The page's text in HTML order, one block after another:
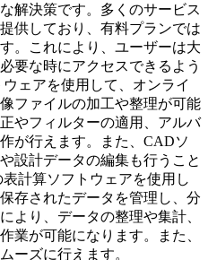
解決策です。多くのサービス
供しており、有料プランでは
。これにより、ユーザーは大
要な時にアクセスできるよう
ェアを使用して、オンライ
ファイルの加工や整理が可能
やフィルターの適用、アルバ
が行えます。また、CADソ
設計データの編集も行うこと
計算ソフトウェアを使用し
存されたデータを管理し、分
より、データの整理や集計、
業が可能になります。また、
ーズに行えます。